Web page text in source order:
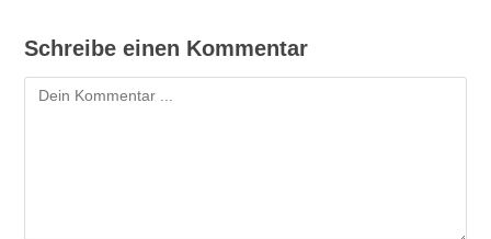
Schreibe einen Kommentar
Kommentar